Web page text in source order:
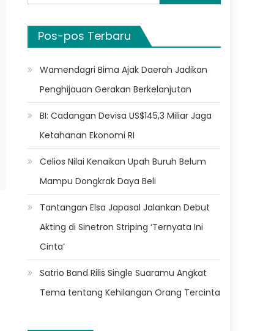
untuk:
Pos-pos Terbaru
Wamendagri Bima Ajak Daerah Jadikan
Penghijauan Gerakan Berkelanjutan
BI: Cadangan Devisa US$145,3 Miliar Jaga
Ketahanan Ekonomi RI
Celios Nilai Kenaikan Upah Buruh Belum
Mampu Dongkrak Daya Beli
Tantangan Elsa Japasal Jalankan Debut
Akting di Sinetron Striping ‘Ternyata Ini
Cinta’
Satrio Band Rilis Single Suaramu Angkat
Tema tentang Kehilangan Orang Tercinta